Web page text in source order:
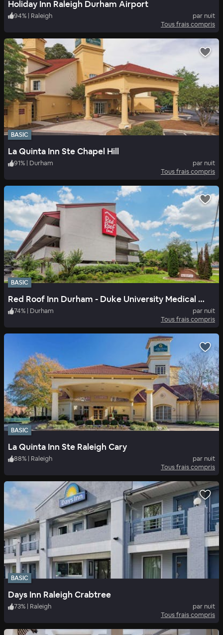
Holiday Inn Raleigh Durham Airport
94% | Raleigh
par nuit
Tous frais compris
BASIC
La Quinta Inn Ste Chapel Hill
91% Durham
par nuit
Tous frais compris
BASIC
Red Roof Inn Durham - Duke University Medical Center
74% | Durham
par nuit
Tous frais compris
BASIC
La Quinta Inn Ste Raleigh Cary
88% | Raleigh
par nuit
Tous frais compris
BASIC
Days Inn Raleigh Crabtree
73% | Raleigh
par nuit
Tous frais compris